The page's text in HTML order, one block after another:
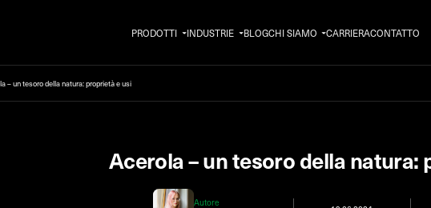
PRODOTTI INDUSTRIE BLOGCHI SIAMO CARRIERACONTATTO
– un tesoro della natura: proprietà e usi
Acerola – un tesoro della natura:
Autore